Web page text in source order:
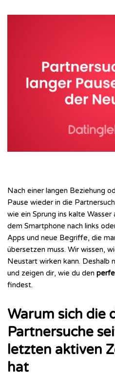
Nach einer langen Beziehung
Pause wieder in die
wie ein Sprung ins kalte
dem Smartphone nach links
Apps und neue Begriffe, die
übersetzen muss. Wir wissen,
Neustart wirken kann. Deshalb
und zeigen dir, wie du den
findest.
Warum sich die
Partnersuche
letzten aktiven
hat